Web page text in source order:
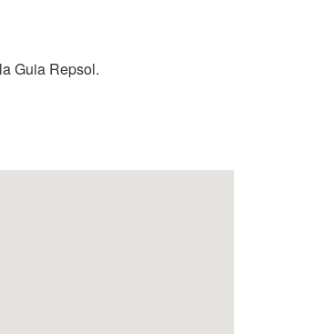
Guia Repsol.